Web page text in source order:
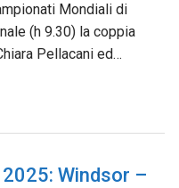
Mondiali di
(h 9.30) la coppia
Pellacani ed…
2025: Windsor –